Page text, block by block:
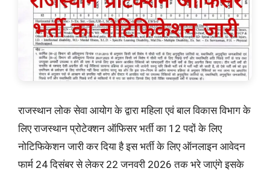
राजस्थान लोक सेवा आयोग के द्वारा महिला एवं बाल विकास विभाग के
लिए राजस्थान प्रोटेक्शन ऑफिसर भर्ती का 12 पदों के लिए
नोटिफिकेशन जारी कर दिया है इस भर्ती के लिए ऑनलाइन आवेदन
फार्म 24 दिसंबर से लेकर 22 जनवरी 2026 तक भरे जाएंगे इसके